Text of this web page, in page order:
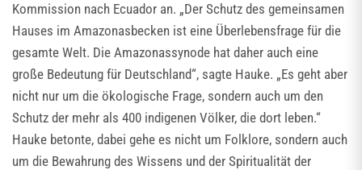
Kommission nach Ecuador an. „Der Schutz des gemeinsamen
Hauses im Amazonasbecken ist eine Überlebensfrage für die
gesamte Welt. Die Amazonassynode hat daher auch eine
große Bedeutung für Deutschland“, sagte Hauke. „Es geht aber
nicht nur um die ökologische Frage, sondern auch um den
Schutz der mehr als 400 indigenen Völker, die dort leben.“
Hauke betonte, dabei gehe es nicht um Folklore, sondern auch
um die Bewahrung des Wissens und der Spiritualität der